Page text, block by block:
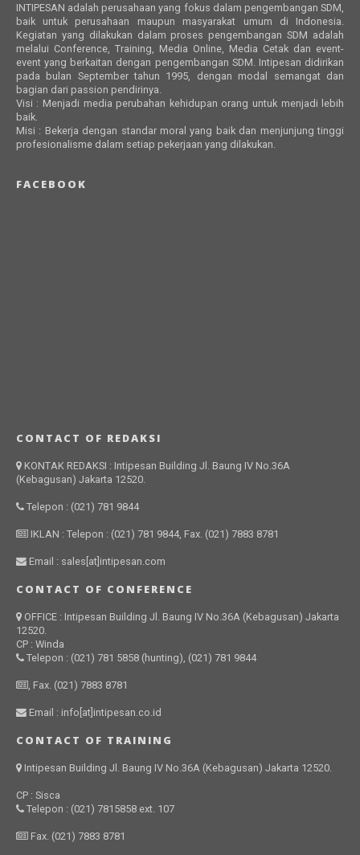
INTIPESAN adalah perusahaan yang fokus dalam pengembangan SDM,
baik untuk perusahaan maupun masyarakat umum di Indonesia.
Kegiatan yang dilakukan dalam proses pengembangan SDM adalah
melalui Conference, Training, Media Online, Media Cetak dan event-
event yang berkaitan dengan pengembangan SDM. Intipesan didirikan
pada bulan September tahun 1995, dengan modal semangat dan
bagian dari passion pendirinya.
Visi : Menjadi media perubahan kehidupan orang untuk menjadi lebih
baik.
Misi : Bekerja dengan standar moral yang baik dan menjunjung tinggi
profesionalisme dalam setiap pekerjaan yang dilakukan.
FACEBOOK
CONTACT OF REDAKSI
KONTAK REDAKSI : Intipesan Building Jl. Baung IV No.36A
(Kebagusan) Jakarta 12520.
Telepon : (021) 781 9844
IKLAN : Telepon : (021) 781 9844, Fax. (021) 7883 8781
Email : sales[at]intipesan.com
CONTACT OF CONFERENCE
OFFICE : Intipesan Building Jl. Baung IV No.36A (Kebagusan) Jakarta
12520.
CP : Winda
Telepon : (021) 781 5858 (hunting), (021) 781 9844
, Fax. (021) 7883 8781
Email : info[at]intipesan.co.id
CONTACT OF TRAINING
Intipesan Building Jl. Baung IV No.36A (Kebagusan) Jakarta 12520.
CP : Sisca
Telepon : (021) 7815858 ext. 107
Fax. (021) 7883 8781